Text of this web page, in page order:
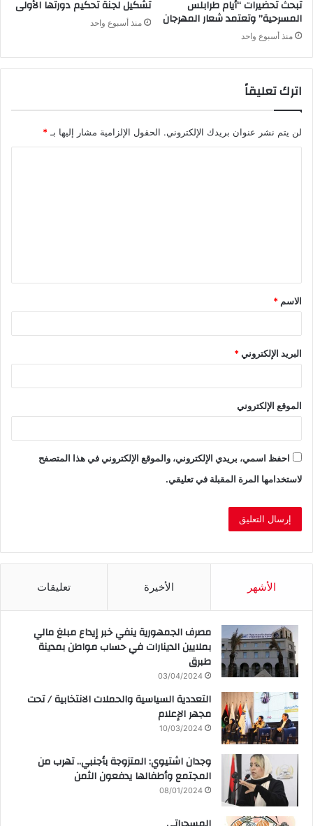
تبحث تحضيرات “أيام طرابلس
المسرحية” وتعتمد شعار المهرجان
منذ أسبوع واحد
تشكيل لجنة تحكيم دورتها الأولى
منذ أسبوع واحد
اترك تعليقاً
لن يتم نشر عنوان بريدك الإلكتروني. الحقول الإلزامية مشار إليها بـ *
ق
*
الاسم *
البريد الإلكتروني*
الموقع الإلكتروني
احفظ اسمي، بريدي الإلكتروني، والموقع الإلكتروني في هذا المتصفح
لاستخدامها المرة المقبلة في تعليقي.
الأشهر الأخيرة تعليقات
مصرف الجمهورية ينفي خبر إيداع مبلغ مالي
بملايين الدينارات في حساب مواطن بمدينة
طبرق
03/04/2024
التعددية السياسية والحملات الانتخابية / تحت
مجهر الإعلام
10/03/2024
وجدان اشتيوي: المتزوجة بأجنبي.. تهرب من
المجتمع وأطفالها يدفعون الثمن
08/01/2024